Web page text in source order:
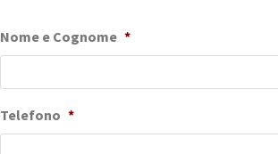
Nome e Cognome *
Telefono *